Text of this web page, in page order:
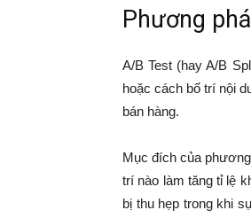
Phương
A/B Test (hay A/B
hoặc cách bố trí nội
bán hàng.
Mục đích của
trí nào làm tăng tỉ lệ
bị thu hẹp trong khi